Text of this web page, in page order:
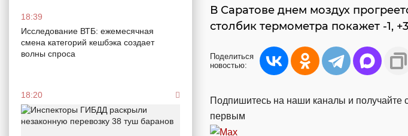
18:39
Исследование ВТБ: ежемесячная
смена категорий кешбэка создает
волны спроса
18:20
В Саратове днем моздух
столбик термометра покажет -1,
Поделиться
новостью:
Подпишитесь на наши каналы и
первым